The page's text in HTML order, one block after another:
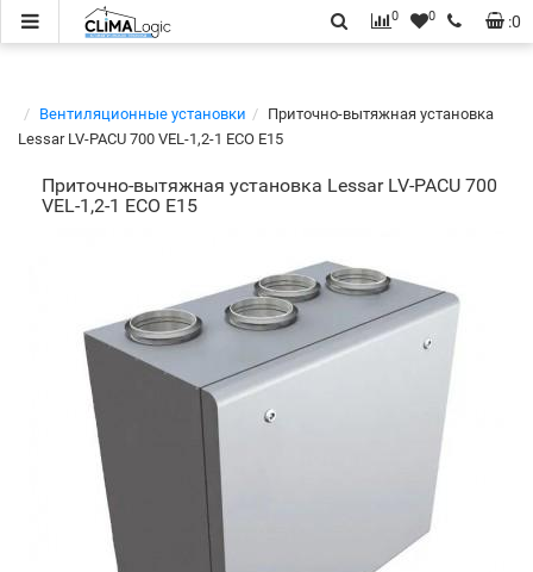
:0
0 0
Вентиляционные установки
Приточно-вытяжная установка
Lessar LV-PACU 700 VEL-1,2-1 ECO E15
Приточно-вытяжная установка Lessar LV-PACU 700
VEL-1,2-1 ECO E15